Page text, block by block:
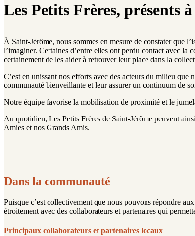
Les Petits Frères, présents
À Saint-Jérôme, nous sommes en mesure de constater que
l’imaginer. Certaines d’entre elles ont perdu contact avec la
certainement de les aider à retrouver leur place dans la
C’est en unissant nos efforts avec des acteurs du milieu que
communauté bienveillante et leur assurer un continuum de
Notre équipe favorise la mobilisation de proximité et le
Au quotidien, Les Petits Frères de Saint-Jérôme peuvent
Amies et nos Grands Amis.
Dans la communauté
Puisque c’est collectivement que nous pouvons répondre
étroitement avec des collaborateurs et partenaires qui
Principaux collaborateurs et partenaires locaux